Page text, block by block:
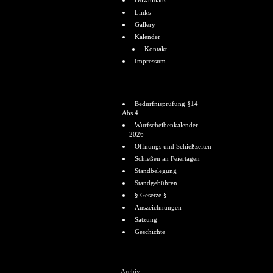
Links
Gallery
Kalender
Kontakt
Impressum
Bedürfnisprüfung §14
Abs.4
Wurfscheibenkalender ----
---2026------
Öffnungs und Schießzeiten
Schießen an Feiertagen
Standbelegung
Standgebühren
§ Gesetze §
Auszeichnungen
Satzung
Geschichte
Archiv